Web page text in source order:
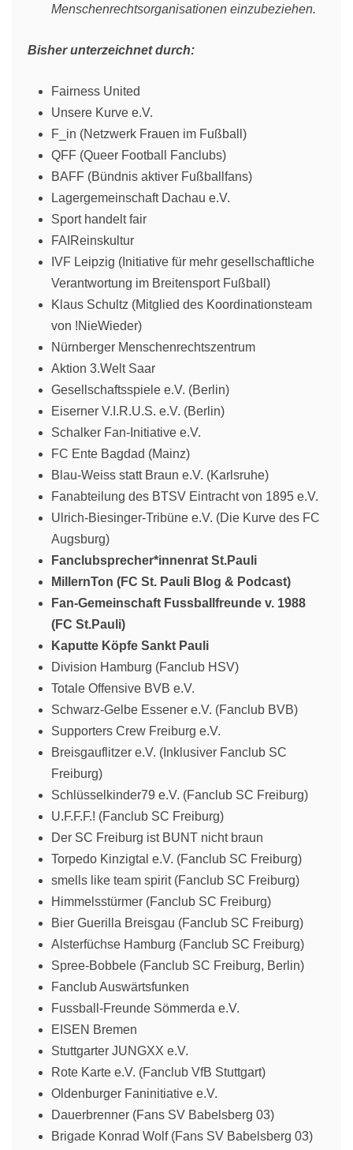
Menschenrechtsorganisationen einzubeziehen.
Bisher unterzeichnet durch:
Fairness United
Unsere Kurve e.V.
F_in (Netzwerk Frauen im Fußball)
QFF (Queer Football Fanclubs)
BAFF (Bündnis aktiver Fußballfans)
Lagergemeinschaft Dachau e.V.
Sport handelt fair
FAIReinskultur
IVF Leipzig (Initiative für mehr gesellschaftliche
Verantwortung im Breitensport Fußball)
Klaus Schultz (Mitglied des Koordinationsteam
von !NieWieder)
Nürnberger Menschenrechtszentrum
Aktion 3.Welt Saar
Gesellschaftsspiele e.V. (Berlin)
Eiserner V.I.R.U.S. e.V. (Berlin)
Schalker Fan-Initiative e.V.
FC Ente Bagdad (Mainz)
Blau-Weiss statt Braun e.V. (Karlsruhe)
Fanabteilung des BTSV Eintracht von 1895 e.V.
Ulrich-Biesinger-Tribüne e.V. (Die Kurve des FC
Augsburg)
Fanclubsprecher*innenrat St.Pauli
MillernTon (FC St. Pauli Blog & Podcast)
Fan-Gemeinschaft Fussballfreunde v. 1988
(FC St.Pauli)
Kaputte Köpfe Sankt Pauli
Division Hamburg (Fanclub HSV)
Totale Offensive BVB e.V.
Schwarz-Gelbe Essener e.V. (Fanclub BVB)
Supporters Crew Freiburg e.V.
Breisgauflitzer e.V. (Inklusiver Fanclub SC
Freiburg)
Schlüsselkinder79 e.V. (Fanclub SC Freiburg)
U.F.F.F.! (Fanclub SC Freiburg)
Der SC Freiburg ist BUNT nicht braun
Torpedo Kinzigtal e.V. (Fanclub SC Freiburg)
smells like team spirit (Fanclub SC Freiburg)
Himmelsstürmer (Fanclub SC Freiburg)
Bier Guerilla Breisgau (Fanclub SC Freiburg)
Alsterfüchse Hamburg (Fanclub SC Freiburg)
Spree-Bobbele (Fanclub SC Freiburg, Berlin)
Fanclub Auswärtsfunken
Fussball-Freunde Sömmerda e.V.
EISEN Bremen
Stuttgarter JUNGXX e.V.
Rote Karte e.V. (Fanclub VfB Stuttgart)
Oldenburger Faninitiative e.V.
Dauerbrenner (Fans SV Babelsberg 03)
Brigade Konrad Wolf (Fans SV Babelsberg 03)